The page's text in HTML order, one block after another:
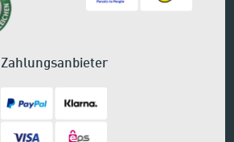
Zahlungsanbieter